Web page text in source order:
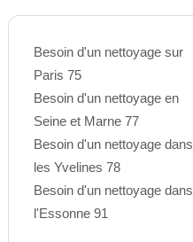
Besoin d'un nettoyage sur
Paris 75
Besoin d'un nettoyage en
Seine et Marne 77
Besoin d'un nettoyage dans
les Yvelines 78
Besoin d'un nettoyage dans
l'Essonne 91